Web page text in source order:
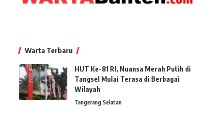
Warta Terbaru
HUT Ke-81 RI, Nuansa Merah Putih di
Tangsel Mulai Terasa di Berbagai
Wilayah
Tangerang Selatan